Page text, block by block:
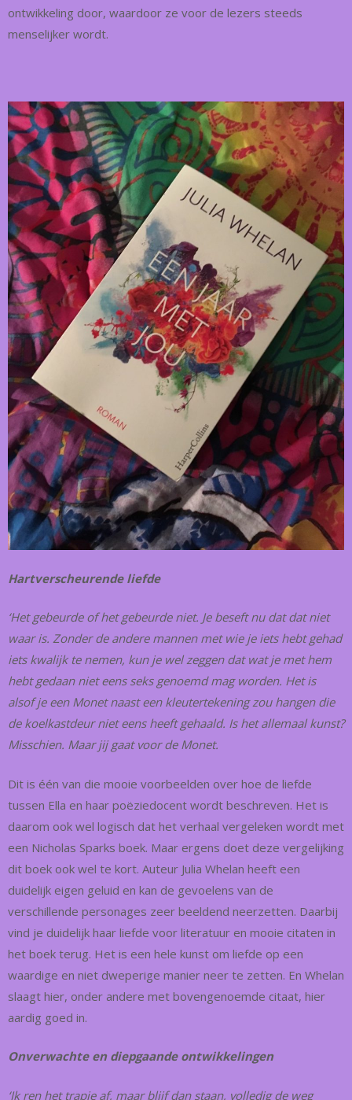
ontwikkeling door, waardoor ze voor de lezers steeds
menselijker wordt.
Hartverscheurende liefde
‘Het gebeurde of het gebeurde niet. Je beseft nu dat dat niet
waar is. Zonder de andere mannen met wie je iets hebt gehad
iets kwalijk te nemen, kun je wel zeggen dat wat je met hem
hebt gedaan niet eens seks genoemd mag worden. Het is
alsof je een Monet naast een kleutertekening zou hangen die
de koelkastdeur niet eens heeft gehaald. Is het allemaal kunst?
Misschien. Maar jij gaat voor de Monet.
Dit is één van die mooie voorbeelden over hoe de liefde
tussen Ella en haar poëziedocent wordt beschreven. Het is
daarom ook wel logisch dat het verhaal vergeleken wordt met
een Nicholas Sparks boek. Maar ergens doet deze vergelijking
dit boek ook wel te kort. Auteur Julia Whelan heeft een
duidelijk eigen geluid en kan de gevoelens van de
verschillende personages zeer beeldend neerzetten. Daarbij
vind je duidelijk haar liefde voor literatuur en mooie citaten in
het boek terug. Het is een hele kunst om liefde op een
waardige en niet dweperige manier neer te zetten. En Whelan
slaagt hier, onder andere met bovengenoemde citaat, hier
aardig goed in.
Onverwachte en diepgaande ontwikkelingen
‘Ik ren het trapje af, maar blijf dan staan, volledig de weg